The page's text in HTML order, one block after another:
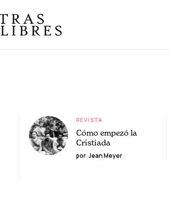
REVISTA
Cómo empezó la
Cristiada
por Jean Meyer